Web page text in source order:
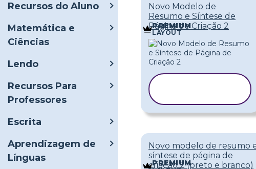
Recursos do Aluno
Matemática e
Ciências
Lendo
Recursos Para
Professores
Escrita
Aprendizagem de
Línguas
Novo Modelo de
Resumo e Síntese de
Página de Criação 2
PREMIUM
LAYOUT
Novo modelo de resumo
síntese de página de
criação 2 (preto e branco)
PREMIUM